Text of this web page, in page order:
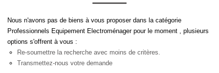
Estimez Votre Bien En Ligne
Nous n'avons pas de biens à vous proposer dans la catégorie
Professionnels Equipement Electroménager pour le moment , plusieurs
options s'offrent à vous :
Re-soumettre la recherche avec moins de critères.
Transmettez-nous votre demande